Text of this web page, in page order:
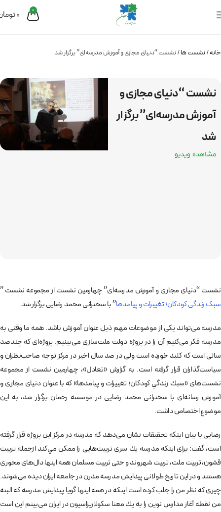
0
0
خانه نشست ها نشست “دنیای مجازی و آموزش مدرسه‌ای” برگزار شد
نشست “دنیای مجازی و
آموزش مدرسه‌ای” برگزار
شد
مشاهده ویدیو
نشست “دنیای مجازی و آموزش مدرسه‌ای” چهارمین نشست از مجموعه نشست ”
سبک زندگی کودکان؛ تغییرات و پیامدها” با سخنرانی محمد رضایی برگزار شد.
مدرسه می‌تواند يكی از موضوعات مهم ذيل عنوان آموزش باشد. همه ما وقتی به
مدرسه فكر می‌كنيم آن را در پروژه دولت ملت‌سازی می‌بينيم. پروژه‌ای كه چندصد
سالی است كه كليد خورده است ولی در صد سال اخير در مركز توجه صاحب‌نظران و
سياست‌گذاران قرار گرفته است. به گزارش «تعادل»، چهارمين نشست از مجموعه
نشست‌های «سبك زندگي كودكان؛ تغييرات و پيامدها» كه با عنوان دنيای مجازی و
آموزش رسانه‌ای با سخنرانی محمد رضايی در موسسه رحمان برگزار شد، به اين
موضوع اختصاص داشت.
رضايی با بيان اينكه تحقيقات نشان می‌دهد كه مدرسه در مركز اين پروژه قرار گرفته
است، گفت: برای اينكه مدرسه يك سری تربيت‌هايی را ممكن مي‌كند ازجمله تربيت
قشون، تربيت ملت، تربيت شهروند و حتی تربيت مسلمان همه اينها دال‌های محوری
هستند و در اين تاريخ طولانی پيدايش مدرسه مدرن در جامعه ايران ديده می‌شوند.
چيزی كه نظر من را جلب كرده است اينكه در همه اينها گويا پيدايش مدرسه كه البته
من نقطه آغاز مدارس نوين را به يك معنا سكولاريزاسيون در ايران می‌بينم اين است